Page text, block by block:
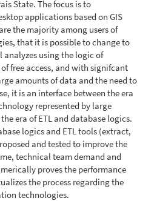
State. The focus is to
applications based on GIS
the majority among users of
that it is possible to change to
using the logic of
free access, and with signifcant
amounts of data and the need to
it is an interface between the era
represented by large
era of ETL and database logics.
logics and ETL tools (extract,
and tested to improve the
technical team demand and
proves the performance
the process regarding the
technologies.